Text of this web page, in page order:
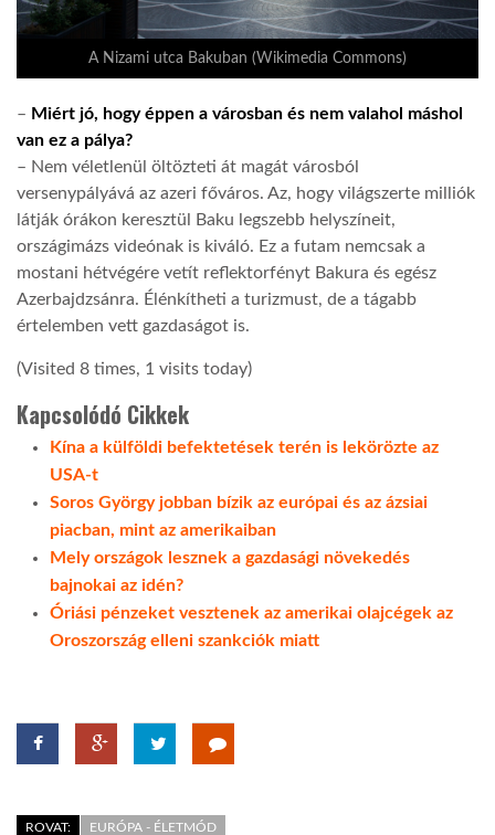
A Nizami utca Bakuban (Wikimedia Commons)
– Miért jó, hogy éppen a városban és nem valahol máshol
van ez a pálya?
– Nem véletlenül öltözteti át magát városból
versenypályává az azeri főváros. Az, hogy világszerte milliók
látják órákon keresztül Baku legszebb helyszíneit,
országimázs videónak is kiváló. Ez a futam nemcsak a
mostani hétvégére vetít reflektorfényt Bakura és egész
Azerbajdzsánra. Élénkítheti a turizmust, de a tágabb
értelemben vett gazdaságot is.
(Visited 8 times, 1 visits today)
Kapcsolódó Cikkek
Kína a külföldi befektetések terén is lekörözte az
USA-t
Soros György jobban bízik az európai és az ázsiai
piacban, mint az amerikaiban
Mely országok lesznek a gazdasági növekedés
bajnokai az idén?
Óriási pénzeket vesztenek az amerikai olajcégek az
Oroszország elleni szankciók miatt
ROVAT:
EURÓPA - ÉLETMÓD